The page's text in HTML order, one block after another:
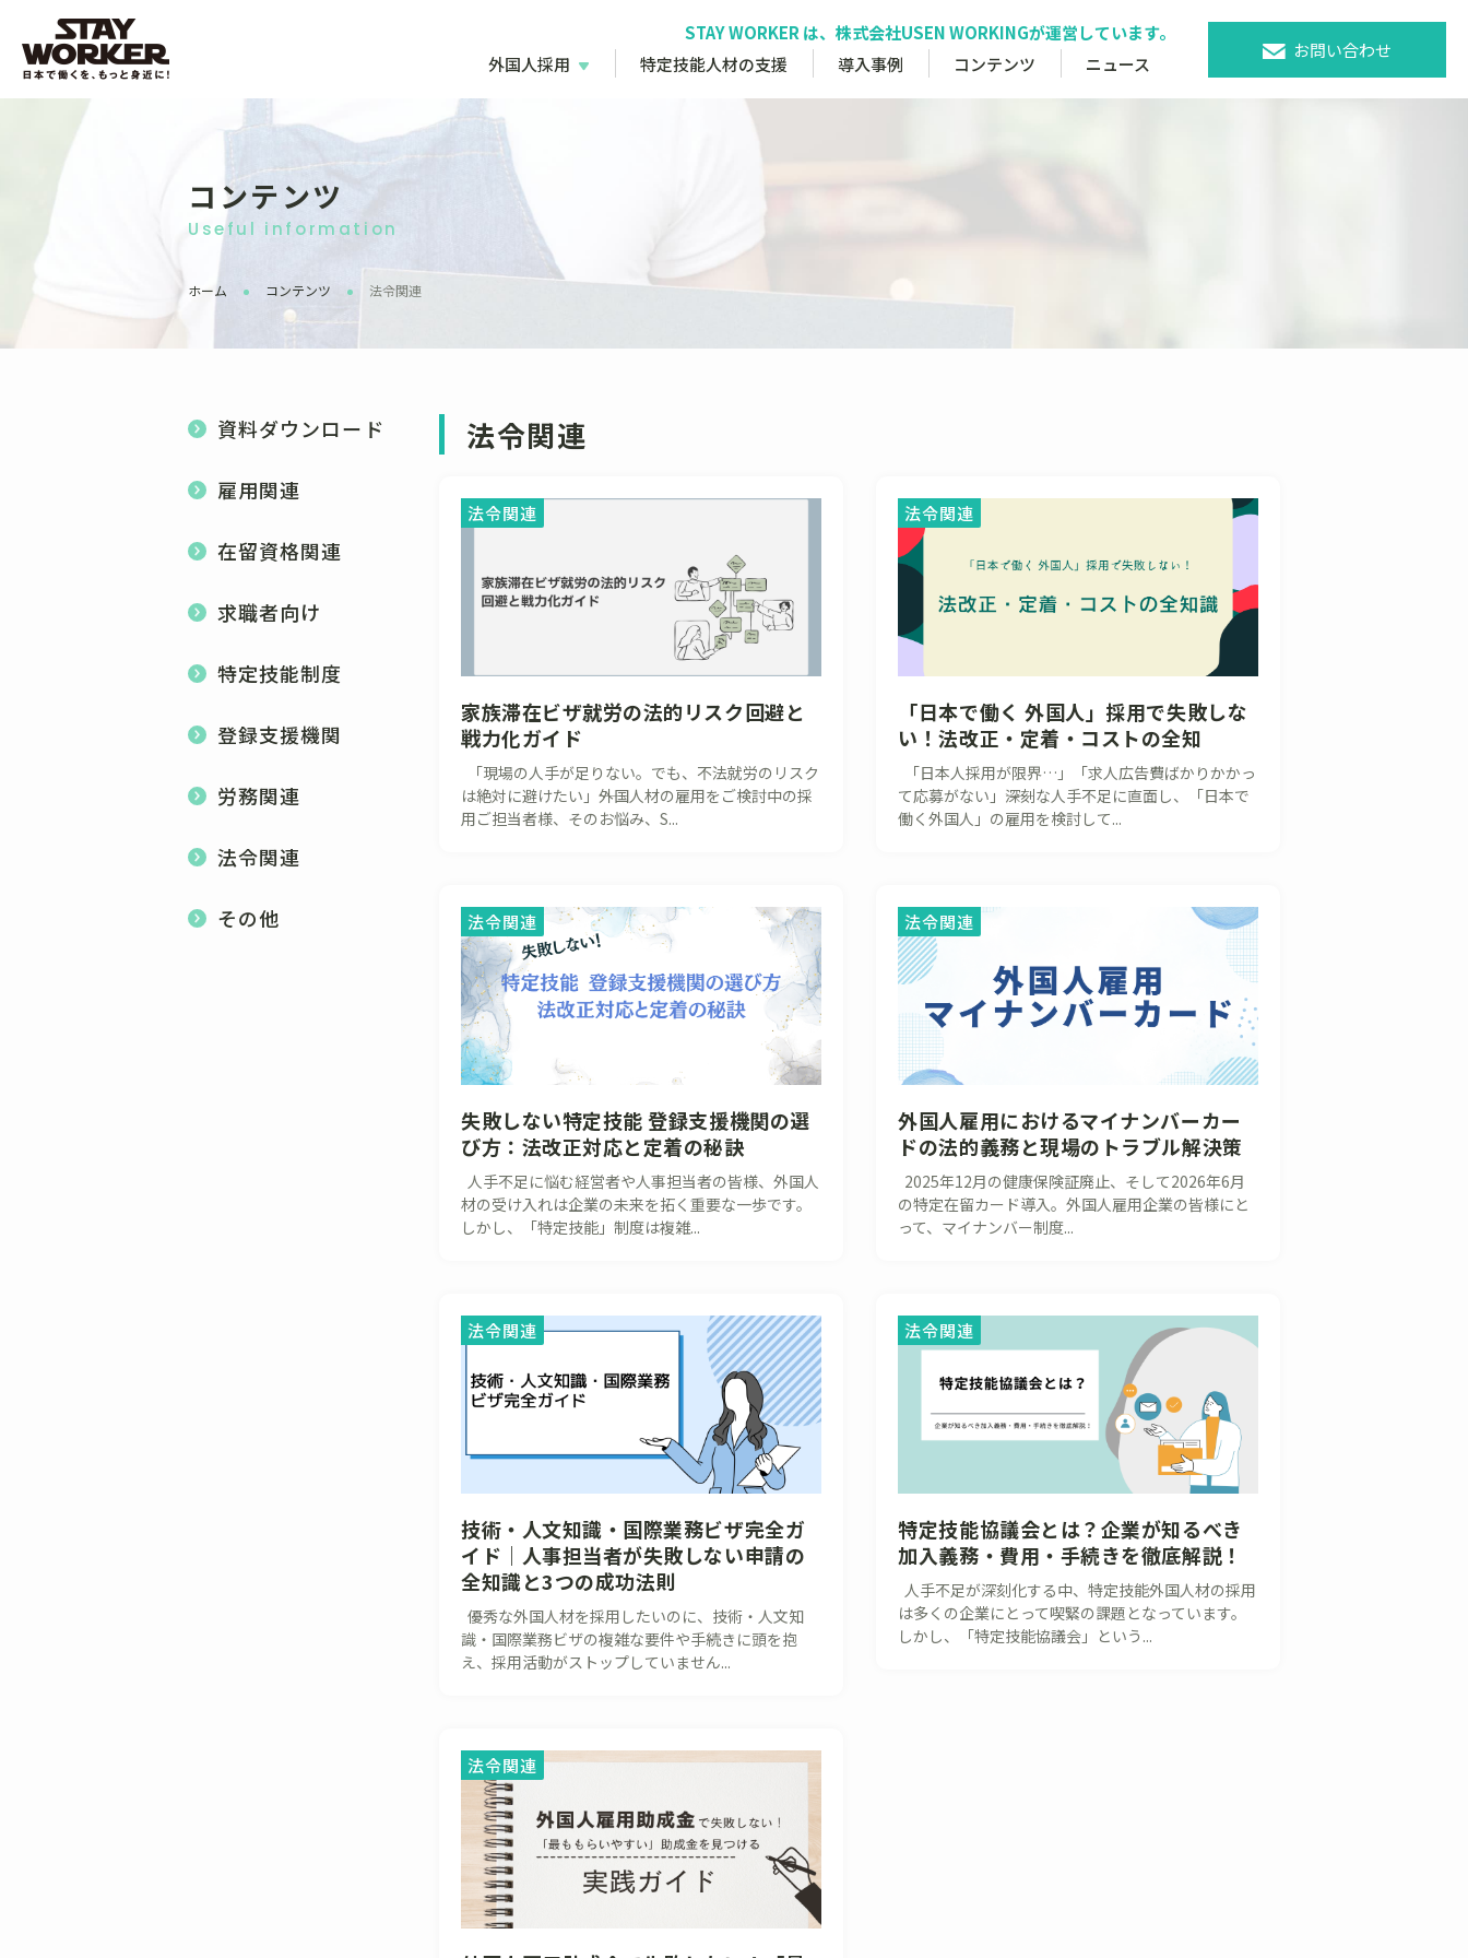
STAY WORKER は、株式会社USEN WORKINGが運営しています。
外国人採用
特定技能人材の支援 導入事例 コンテンツ ニュース
お問い合わせ
コンテンツ
Useful information
ホーム コンテンツ 法令関連
資料ダウンロード
雇用関連
在留資格関連
求職者向け
特定技能制度
登録支援機関
労務関連
法令関連
その他
法令関連
法令関連
家族滞在ビザ就労の法的リスク回避と
戦力化ガイド
「現場の人手が足りない。でも、不法就労のリスク
は絶対に避けたい」――外国人材の雇用をご検討中の採
用ご担当者様、そのお悩み、S...
法令関連
「日本で働く 外国人」採用で失敗しな
い！法改正・定着・コストの全知
「日本人採用が限界…」「求人広告費ばかりかかっ
て応募がない」――深刻な人手不足に直面し、「日本で
働く外国人」の雇用を検討して...
法令関連
失敗しない特定技能 登録支援機関の選
び方：法改正対応と定着の秘訣
人手不足に悩む経営者や人事担当者の皆様、外国人
材の受け入れは企業の未来を拓く重要な一歩です。
しかし、「特定技能」制度は複雑...
法令関連
外国人雇用におけるマイナンバーカー
ドの法的義務と現場のトラブル解決策
2025年12月の健康保険証廃止、そして2026年6月
の特定在留カード導入。外国人雇用企業の皆様にと
って、マイナンバー制度...
法令関連
技術・人文知識・国際業務ビザ完全ガ
イド｜人事担当者が失敗しない申請の
全知識と3つの成功法則
優秀な外国人材を採用したいのに、技術・人文知
識・国際業務ビザの複雑な要件や手続きに頭を抱
え、採用活動がストップしていません...
法令関連
特定技能協議会とは？企業が知るべき
加入義務・費用・手続きを徹底解説！
人手不足が深刻化する中、特定技能外国人材の採用
は多くの企業にとって喫緊の課題となっています。
しかし、「特定技能協議会」という...
法令関連